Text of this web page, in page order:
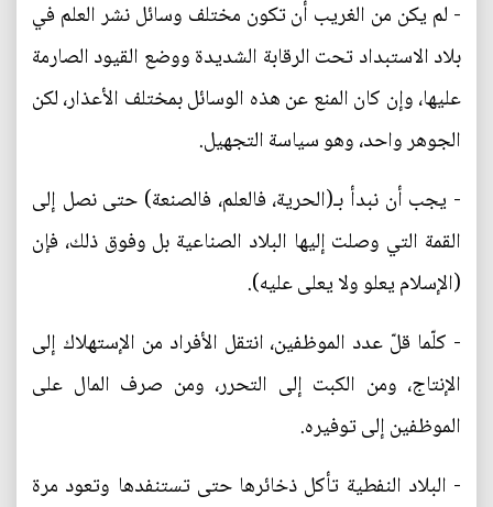
- لم يكن من الغريب أن تكون مختلف وسائل نشر العلم في
بلاد الاستبداد تحت الرقابة الشديدة ووضع القيود الصارمة
عليها، وإن كان المنع عن هذه الوسائل بمختلف الأعذار، لكن
الجوهر واحد، وهو سياسة التجهيل.
- يجب أن نبدأ بـ(الحرية، فالعلم، فالصنعة) حتى نصل إلى
القمة التي وصلت إليها البلاد الصناعية بل وفوق ذلك، فإن
(الإسلام يعلو ولا يعلى عليه).
- كلّما قلّ عدد الموظفين، انتقل الأفراد من الإستهلاك إلى
الإنتاج، ومن الكبت إلى التحرر، ومن صرف المال على
الموظفين إلى توفيره.
- البلاد النفطية تأكل ذخائرها حتى تستنفدها وتعود مرة